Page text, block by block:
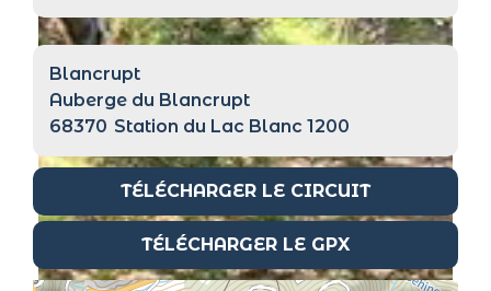
Blancrupt
Auberge du Blancrupt
68370 Station du Lac Blanc 1200
TÉLÉCHARGER LE CIRCUIT
TÉLÉCHARGER LE GPX